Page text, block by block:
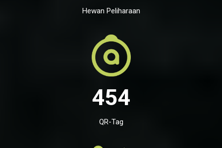
Hewan Peliharaan
454
QR-Tag